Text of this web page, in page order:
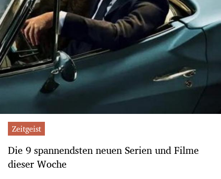
Zeitgeist
Die 9 spannendsten neuen Serien und Filme
dieser Woche